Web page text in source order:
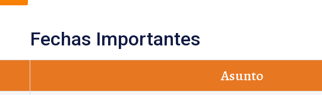
Fechas Importantes
Asunto